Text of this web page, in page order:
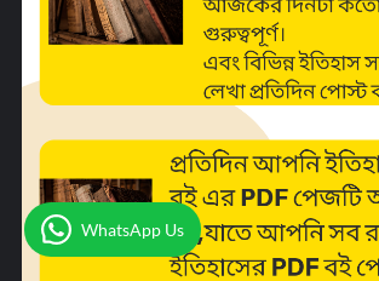
WhatsApp Us